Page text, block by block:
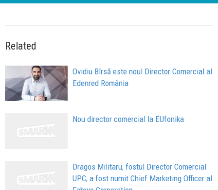
Related
Ovidiu Bîrsă este noul Director Comercial al
Edenred România
Nou director comercial la EUfonika
Dragos Militaru, fostul Director Comercial
UPC, a fost numit Chief Marketing Officer al